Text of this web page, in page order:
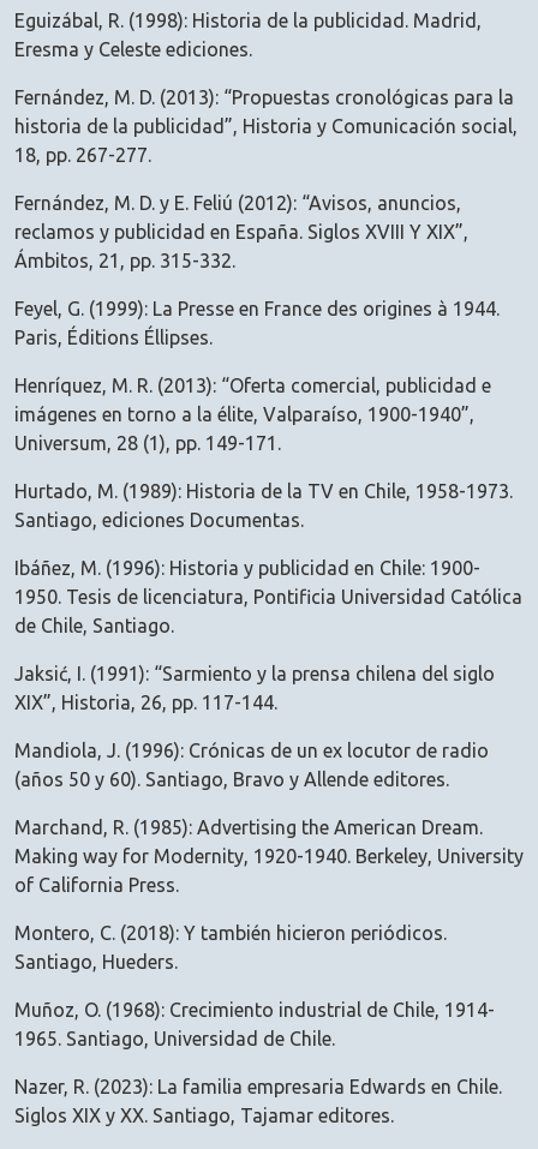
Eguizábal, R. (1998): Historia de la publicidad. Madrid,
Eresma y Celeste ediciones.
Fernández, M. D. (2013): “Propuestas cronológicas para la
historia de la publicidad”, Historia y Comunicación social,
18, pp. 267-277.
Fernández, M. D. y E. Feliú (2012): “Avisos, anuncios,
reclamos y publicidad en España. Siglos XVIII Y XIX”,
Ámbitos, 21, pp. 315-332.
Feyel, G. (1999): La Presse en France des origines à 1944.
Paris, Éditions Éllipses.
Henríquez, M. R. (2013): “Oferta comercial, publicidad e
imágenes en torno a la élite, Valparaíso, 1900-1940”,
Universum, 28 (1), pp. 149-171.
Hurtado, M. (1989): Historia de la TV en Chile, 1958-1973.
Santiago, ediciones Documentas.
Ibáñez, M. (1996): Historia y publicidad en Chile: 1900-
1950. Tesis de licenciatura, Pontificia Universidad Católica
de Chile, Santiago.
Jaksić, I. (1991): “Sarmiento y la prensa chilena del siglo
XIX”, Historia, 26, pp. 117-144.
Mandiola, J. (1996): Crónicas de un ex locutor de radio
(años 50 y 60). Santiago, Bravo y Allende editores.
Marchand, R. (1985): Advertising the American Dream.
Making way for Modernity, 1920-1940. Berkeley, University
of California Press.
Montero, C. (2018): Y también hicieron periódicos.
Santiago, Hueders.
Muñoz, O. (1968): Crecimiento industrial de Chile, 1914-
1965. Santiago, Universidad de Chile.
Nazer, R. (2023): La familia empresaria Edwards en Chile.
Siglos XIX y XX. Santiago, Tajamar editores.